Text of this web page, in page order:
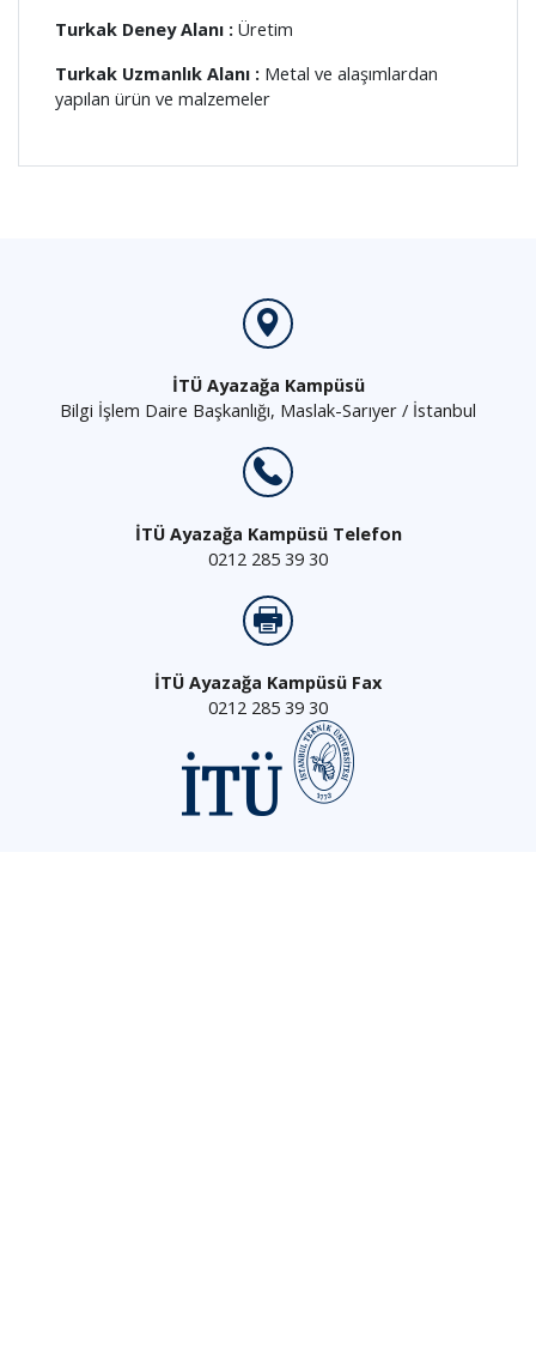
Turkak Deney Alanı : Üretim
Turkak Uzmanlık Alanı : Metal ve alaşımlardan
yapılan ürün ve malzemeler
İTÜ Ayazağa Kampüsü
Bilgi İşlem Daire Başkanlığı, Maslak-Sarıyer / İstanbul
İTÜ Ayazağa Kampüsü Telefon
0212 285 39 30
İTÜ Ayazağa Kampüsü Fax
0212 285 39 30